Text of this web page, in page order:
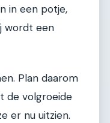
in een potje,
wordt een
Plan daarom
de volgroeide
er nu uitzien.